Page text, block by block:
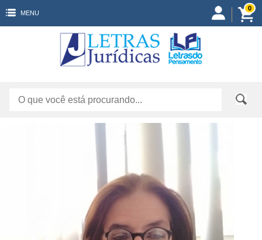
MENU
0